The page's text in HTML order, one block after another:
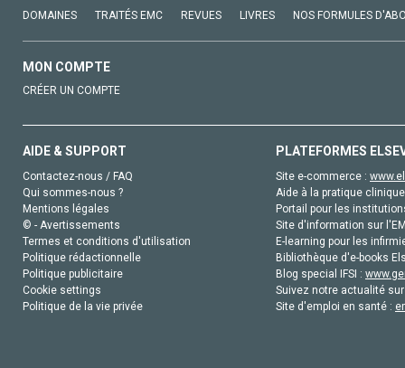
DOMAINES TRAITÉS EMC REVUES LIVRES NOS FORMULES
MON COMPTE
CRÉER UN COMPTE
AIDE & SUPPORT
Contactez-nous / FAQ
Qui sommes-nous ?
Mentions légales
© - Avertissements
Termes et conditions d'utilisation
Politique rédactionnelle
Politique publicitaire
Cookie settings
Politique de la vie privée
PLATEFORMES
Site e-commerce :
Aide à la pratique
Portail pour les
Site d'information sur
E-learning pour les
Bibliothèque d'e-books
Blog special IFSI :
Suivez notre actualité
Site d'emploi en santé :